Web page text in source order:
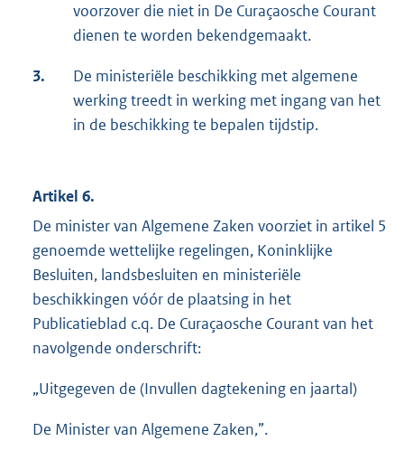
voorzover die niet in De Curaçaosche Courant
dienen te worden bekendgemaakt.
3.
De ministeriële beschikking met algemene
werking treedt in werking met ingang van het
in de beschikking te bepalen tijdstip.
Artikel 6.
De minister van Algemene Zaken voorziet in artikel 5
genoemde wettelijke regelingen, Koninklijke
Besluiten, landsbesluiten en ministeriële
beschikkingen vóór de plaatsing in het
Publicatieblad c.q. De Curaçaosche Courant van het
navolgende onderschrift:
„Uitgegeven de (Invullen dagtekening en jaartal)
De Minister van Algemene Zaken,”.